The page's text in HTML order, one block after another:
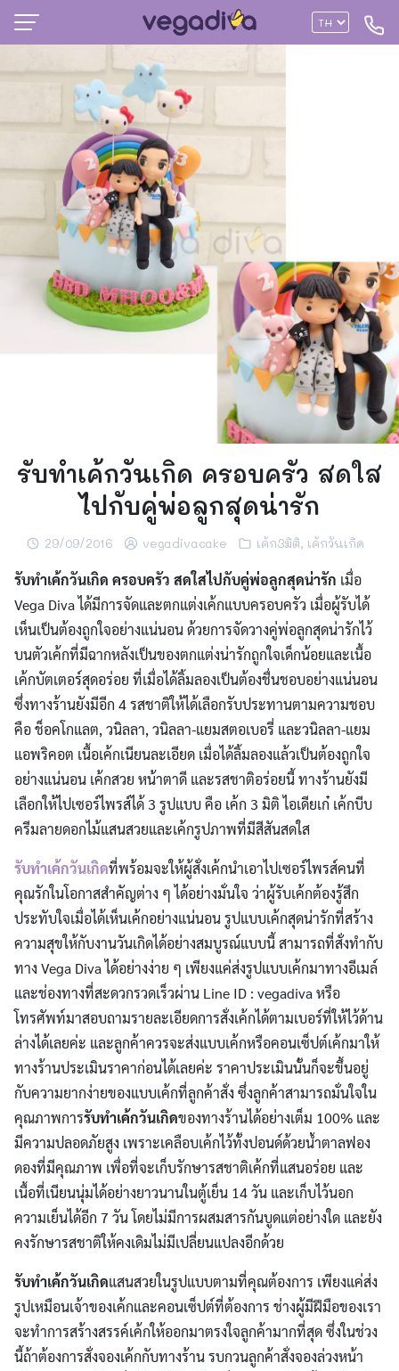
รับทำเค้กวันเกิด ครอบครัว สดใส
ไปกับคู่พ่อลูกสุดน่ารัก
29/09/2016 vegadivacake เค้ก3มิติ, เค้กวันเกิด
รับทำเค้กวันเกิด ครอบครัว สดใสไปกับคู่พ่อลูกสุดน่ารัก เมื่อ
Vega Diva ได้มีการจัดและตกแต่งเค้กแบบครอบครัว เมื่อผู้รับได้
เห็นเป็นต้องถูกใจอย่างแน่นอน ด้วยการจัดวางคู่พ่อลูกสุดน่ารักไว้
บนตัวเค้กที่มีฉากหลังเป็นของตกแต่งน่ารักถูกใจเด็กน้อยและเนื้อ
เค้กบัตเตอร์สุดอร่อย ที่เมื่อได้ลิ้มลองเป็นต้องชื่นชอบอย่างแน่นอน
ซึ่งทางร้านยังมีอีก 4 รสชาติให้ได้เลือกรับประทานตามความชอบ
คือ ช็อคโกแลต, วนิลลา, วนิลลา-แยมสตอเบอรี่ และวนิลลา-แยม
แอพริคอต เนื้อเค้กเนียนละเอียด เมื่อได้ลิ้มลองแล้วเป็นต้องถูกใจ
อย่างแน่นอน เค้กสวย หน้าตาดี และรสชาติอร่อยนี้ ทางร้านยังมี
เลือกให้ไปเซอร์ไพรส์ได้ 3 รูปแบบ คือ เค้ก 3 มิติ ไอเดียเก๋ เค้กบีบ
ครีมลายดอกไม้แสนสวยและเค้กรูปภาพที่มีสีสันสดใส
รับทำเค้กวันเกิดที่พร้อมจะให้ผู้สั่งเค้กนำเอาไปเซอร์ไพรส์คนที่
คุณรักในโอกาสสำคัญต่าง ๆ ได้อย่างมั่นใจ ว่าผู้รับเค้กต้องรู้สึก
ประทับใจเมื่อได้เห็นเค้กอย่างแน่นอน รูปแบบเค้กสุดน่ารักที่สร้าง
ความสุขให้กับงานวันเกิดได้อย่างสมบูรณ์แบบนี้ สามารถที่สั่งทำกับ
ทาง Vega Diva ได้อย่างง่าย ๆ เพียงแค่ส่งรูปแบบเค้กมาทางอีเมล์
และช่องทางที่สะดวกรวดเร็วผ่าน Line ID : vegadiva หรือ
โทรศัพท์มาสอบถามรายละเอียดการสั่งเค้กได้ตามเบอร์ที่ให้ไว้ด้าน
ล่างได้เลยค่ะ และลูกค้าควรจะส่งแบบเค้กหรือคอนเซ็ปต์เค้กมาให้
ทางร้านประเมินราคาก่อนได้เลยค่ะ ราคาประเมินนั้นก็จะขึ้นอยู่
กับความยากง่ายของแบบเค้กที่ลูกค้าสั่ง ซึ่งลูกค้าสามารถมั่นใจใน
คุณภาพการรับทำเค้กวันเกิดของทางร้านได้อย่างเต็ม 100% และ
มีความปลอดภัยสูง เพราะเคลือบเค้กไว้ทั้งปอนด์ด้วยน้ำตาลฟอง
ดองที่มีคุณภาพ เพื่อที่จะเก็บรักษารสชาติเค้กที่แสนอร่อย และ
เนื้อที่เนียนนุ่มได้อย่างยาวนานในตู้เย็น 14 วัน และเก็บไว้นอก
ความเย็นได้อีก 7 วัน โดยไม่มีการผสมสารกันบูดแต่อย่างใด และยัง
คงรักษารสชาติให้คงเดิมไม่มีเปลี่ยนแปลงอีกด้วย
รับทำเค้กวันเกิดแสนสวยในรูปแบบตามที่คุณต้องการ เพียงแค่ส่ง
รูปเหมือนเจ้าของเค้กและคอนเซ็ปต์ที่ต้องการ ช่างผู้มีฝีมือของเรา
จะทำการสร้างสรรค์เค้กให้ออกมาตรงใจลูกค้ามากที่สุด ซึ่งในช่วง
นี้ถ้าต้องการสั่งจองเค้กกับทางร้าน รบกวนลูกค้าสั่งจองล่วงหน้า